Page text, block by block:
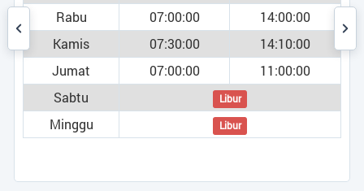
Rabu
07:00:00
14:00:00
Kamis
07:30:00
14:10:00
Jumat
07:00:00
11:00:00
Sabtu
Libur
Minggu Libur
)